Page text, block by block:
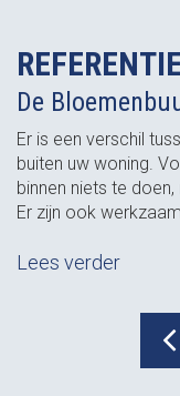
De
Er is een verschil
buiten uw woning.
binnen niets te
Er zijn ook
Lees verder